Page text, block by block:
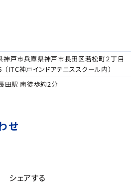
神戸市兵庫県神戸市長田区若松町２丁目
（ITC神戸インドアテニススクール内）
田駅 南徒歩約2分
せ
シェアする